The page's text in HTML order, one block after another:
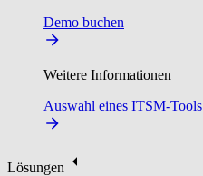
Demo buchen
Weitere Informationen
Auswahl eines ITSM-Tools
Lösungen